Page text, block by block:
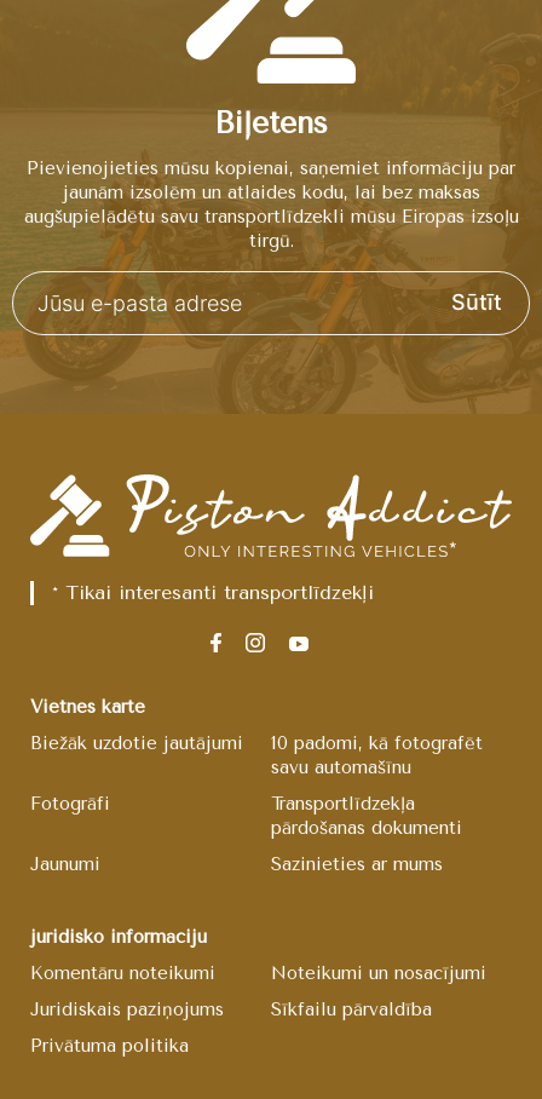
Biļetens
Pievienojieties mūsu kopienai, saņemiet informāciju par
jaunām izsolēm un atlaides kodu, lai bez maksas
augšupielādētu savu transportlīdzekli mūsu Eiropas izsoļu
tirgū.
Sūtīt
* Tikai interesanti transportlīdzekļi
Vietnes karte
Biežāk uzdotie jautājumi
10 padomi, kā fotografēt
savu automašīnu
Fotogrāfi
Transportlīdzekļa
pārdošanas dokumenti
Jaunumi
Sazinieties ar mums
juridisko informāciju
Komentāru noteikumi
Noteikumi un nosacījumi
Juridiskais paziņojums
Sīkfailu pārvaldība
Privātuma politika